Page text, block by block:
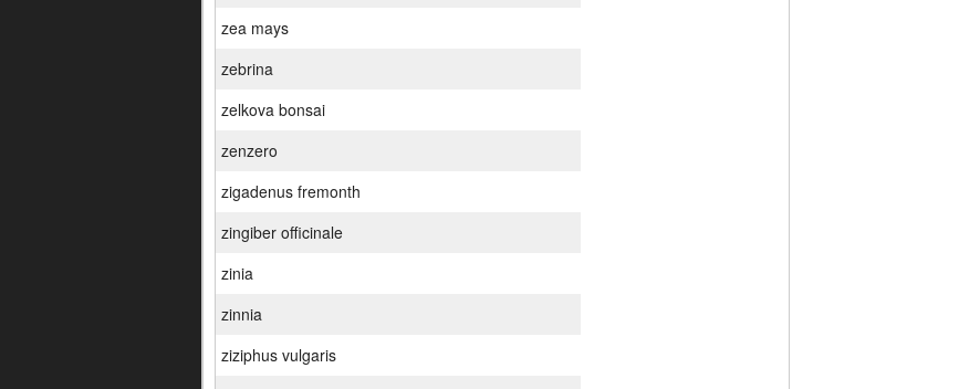
zea mays
zebrina
zelkova bonsai
zenzero
zigadenus fremonth
zingiber officinale
zinia
zinnia
ziziphus vulgaris